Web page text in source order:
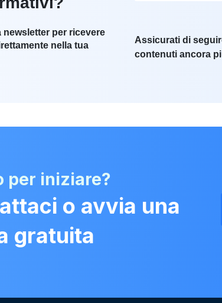
newsletter per ricevere
nella tua
Assicurati di
contenuti ancora
per iniziare?
o avvia una
gratuita